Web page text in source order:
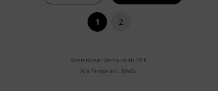
1 2
Kostenloser Versand ab 29 €
Alle Preise inkl. MwSt.